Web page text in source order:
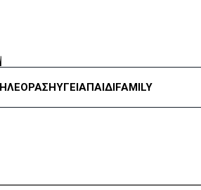
ΥΓΕΊΑΠΑΙΔΙFAMILY